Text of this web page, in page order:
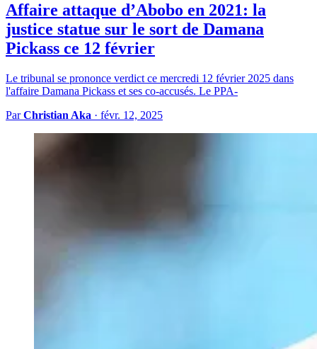
Affaire attaque d’Abobo en 2021: la
justice statue sur le sort de Damana
Pickass ce 12 février
Le tribunal se prononce verdict ce mercredi 12 février 2025 dans
l'affaire Damana Pickass et ses co-accusés. Le PPA-
ParChristian Aka · févr. 12, 2025